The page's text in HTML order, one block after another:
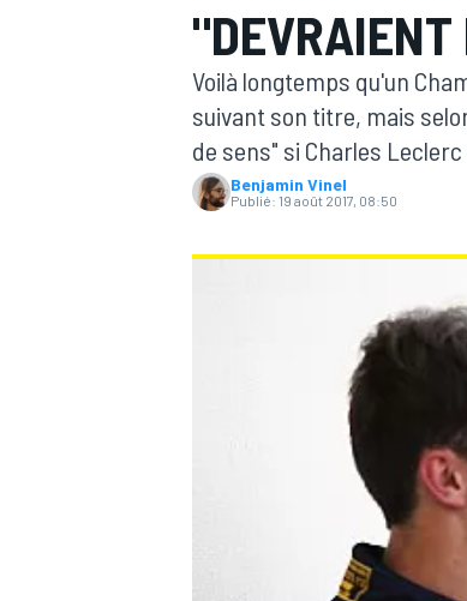
MOTOGP
"DEVRAIENT
Voilà longtemps qu'un
suivant son titre, mais
de sens" si Charles
Benjamin Vinel
Publié: 19 août 2017, 08:50